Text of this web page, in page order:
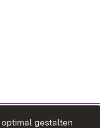
optimal gestalten